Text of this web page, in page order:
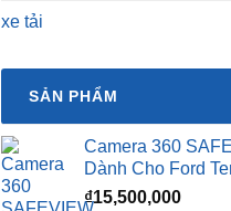
xe tải
SẢN PHẨM
Camera 360
Dành Cho Ford
₫15,500,000